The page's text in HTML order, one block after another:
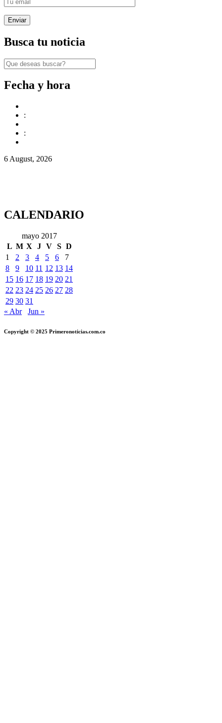
Busca tu noticia
Fecha y hora
:
:
6 August, 2026
CALENDARIO
mayo 2017
L M X J V S D
1
2 3 4 5 6
7
8
9 10 11 12 13 14
15 16 17 18 19 20 21
22 23 24 25 26 27 28
29 30 31
« Abr
Jun »
Copyright © 2025 Primeronoticias.com.co